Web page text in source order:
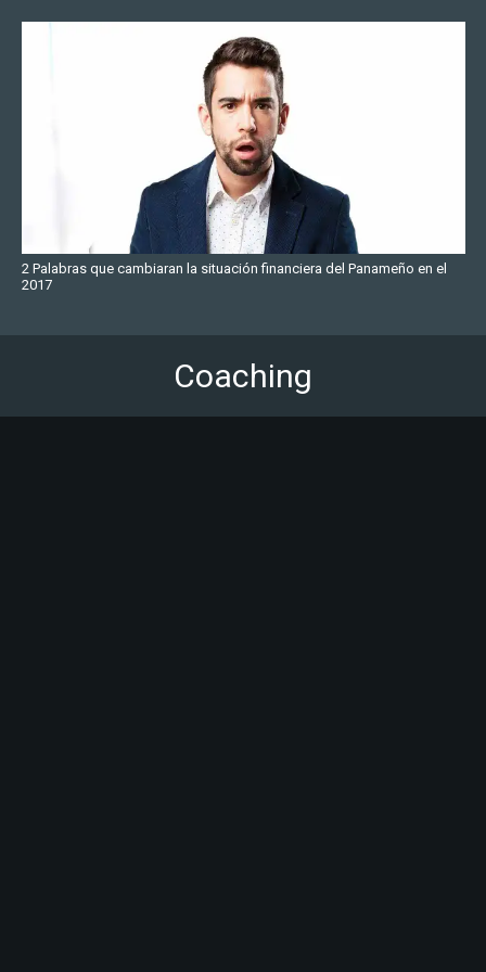
2 Palabras que cambiaran la situación financiera del Panameño en el
2017
Coaching